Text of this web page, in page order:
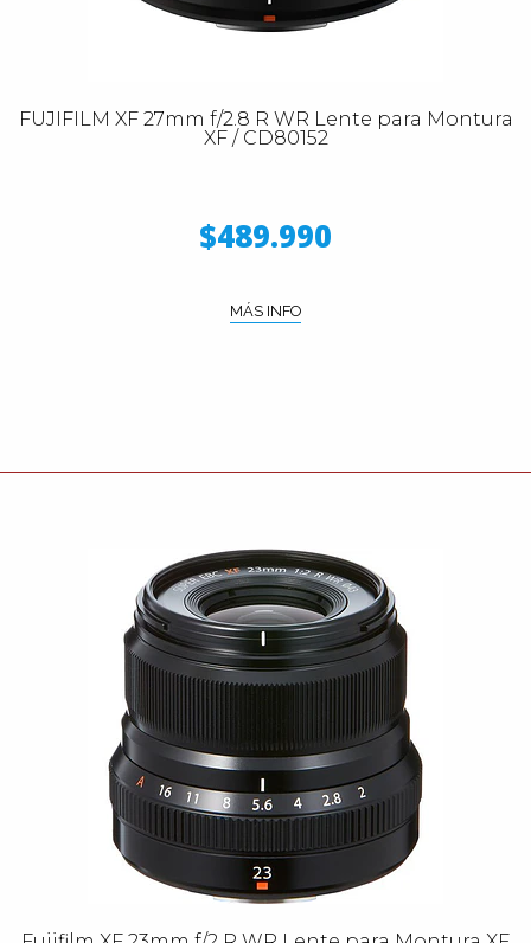
FUJIFILM XF 27mm f/2.8 R WR Lente para Montura
XF / CD80152
$489.990
MÁS INFO